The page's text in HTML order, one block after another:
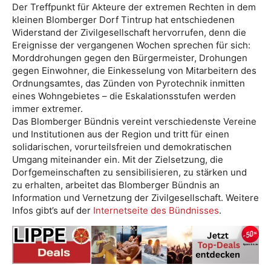
Der Treffpunkt für Akteure der extremen Rechten in dem
kleinen Blomberger Dorf Tintrup hat entschiedenen
Widerstand der Zivilgesellschaft hervorrufen, denn die
Ereignisse der vergangenen Wochen sprechen für sich:
Morddrohungen gegen den Bürgermeister, Drohungen
gegen Einwohner, die Einkesselung von Mitarbeitern des
Ordnungsamtes, das Zünden von Pyrotechnik inmitten
eines Wohngebietes – die Eskalationsstufen werden
immer extremer.
Das Blomberger Bündnis vereint verschiedenste Vereine
und Institutionen aus der Region und tritt für einen
solidarischen, vorurteilsfreien und demokratischen
Umgang miteinander ein. Mit der Zielsetzung, die
Dorfgemeinschaften zu sensibilisieren, zu stärken und
zu erhalten, arbeitet das Blomberger Bündnis an
Information und Vernetzung der Zivilgesellschaft. Weitere
Infos gibt’s auf der Internetseite des Bündnisses.